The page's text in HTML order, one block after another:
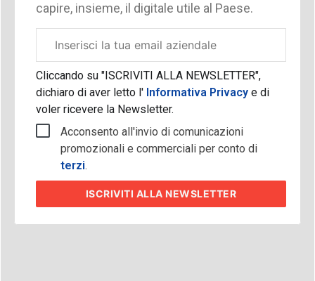
capire, insieme, il digitale utile al Paese.
aziendale
Cliccando su "ISCRIVITI ALLA NEWSLETTER",
dichiaro di aver letto l'Informativa Privacy e di
voler ricevere la Newsletter.
Acconsento all'invio di comunicazioni
promozionali e commerciali per conto di
terzi.
ISCRIVITI ALLA NEWSLETTER